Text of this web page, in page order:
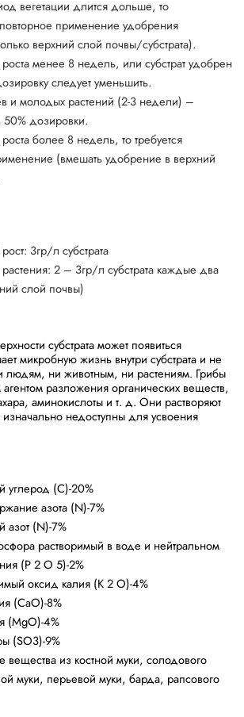
вегетации длится дольше, то
применение удобрения
верхний слой почвы/субстрата).
менее 8 недель, или субстрат удобрен
следует уменьшить.
и молодых растений (2-3 недели) –
50% дозировки.
более 8 недель, то требуется
(вмешать удобрение в верхний
3гр/л субстрата
2 – 3гр/л субстрата каждые два
слой почвы)
субстрата может появиться
микробную жизнь внутри субстрата и не
людям, ни животным, ни растениям. Грибы
разложения органических веществ,
аминокислоты и т. д. Они растворяют
недоступны для усвоения
углерод (С)-20%
азота (N)-7%
азот (N)-7%
растворимый в воде и нейтральном
(P 2 O 5)-2%
оксид калия (K 2 O)-4%
(CaO)-8%
(MgO)-4%
(SO3)-9%
вещества из костной муки, солодового
муки, перьевой муки, барда, рапсового